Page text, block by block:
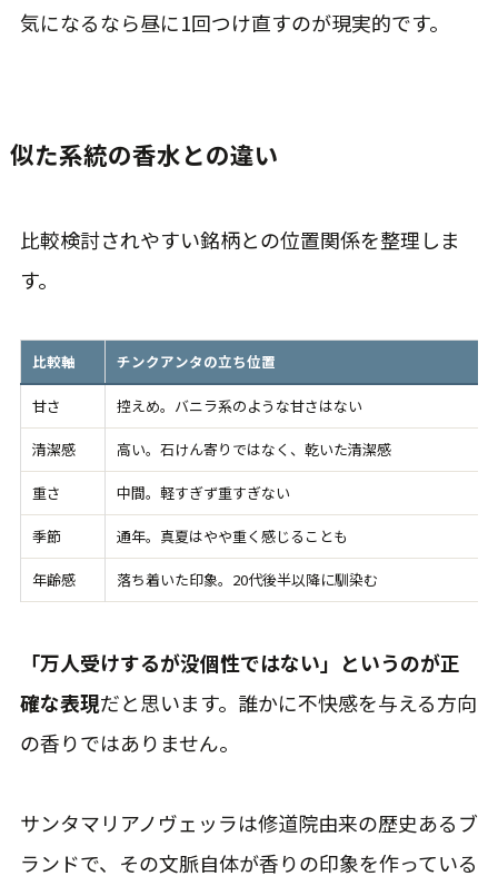
気になるなら昼に1回つけ直すのが現実的です。
似た系統の香水との違い
比較検討されやすい銘柄との位置関係を整理しま
す。
比較軸 チンクアンタの立ち位置
甘さ 控えめ。バニラ系のような甘さはない
清潔感 高い。石けん寄りではなく、乾いた清潔感
重さ 中間。軽すぎず重すぎない
季節 通年。真夏はやや重く感じることも
年齢感 落ち着いた印象。20代後半以降に馴染む
「万人受けするが没個性ではない」というのが正
確な表現だと思います。誰かに不快感を与える方向
の香りではありません。
サンタマリアノヴェッラは修道院由来の歴史あるブ
ランドで、その文脈自体が香りの印象を作っている